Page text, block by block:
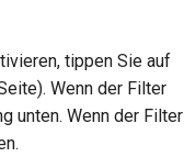
tippen Sie auf
Wenn der Filter
unten. Wenn der Filter